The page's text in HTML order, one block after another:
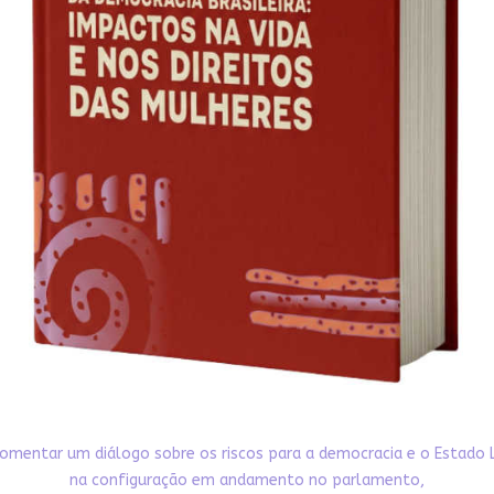
um diálogo sobre os riscos para a democracia e o Estado
na configuração em andamento no parlamento,